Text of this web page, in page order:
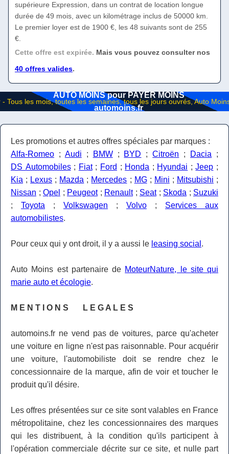
supérieure Expression, dans un contrat de location longue
durée de 49 mois, avec un kilométrage inclus de 50000 km.
Le premier loyer est de 1900 €, les 48 suivants sont de 255
€.
Cette offre est expirée. Mais vous pouvez consulter nos
40 offres valides.
AUTO MOINS pour PAYER MOINS
automoins.fr
Les promotions et autres offres spéciales par marques :
Alfa-Romeo ; Audi ; BMW; BYD ;Citroën ; Dacia ;
DS Automobiles; Fiat; Ford ; Honda ; Hyundai ;Jeep ;
Kia ; Lexus ; Mazda ; Mercedes ; MG; Mini ; Mitsubishi ;
Nissan ; Opel ; Peugeot; Renault; Seat; Skoda ; Suzuki
; Toyota ; Volkswagen ; Volvo ; Services aux
automobilistes.
Pour ceux qui y ont droit, il y a aussi le leasing social .
Auto Moins est partenaire de MoteurNature, le site qui
marie auto et écologie.
M E N T I O N S L E G A L E S
automoins.fr ne vend pas de voitures, parce qu'acheter
une voiture en ligne n'est pas raisonnable. Pour acquérir
une voiture, l'automobiliste doit se rendre chez le
concessionnaire de la marque, afin de voir et toucher le
produit qu'il désire.
Les offres présentées sur ce site sont valables en France
métropolitaine, chez les concessionnaires des marques
qui les distribuent, à la condition qu'ils participent à
l'opération commerciale décrite sur ce site, et nulle part